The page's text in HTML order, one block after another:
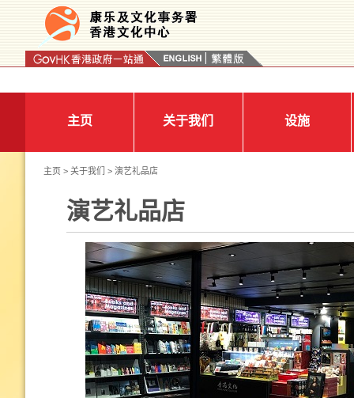
主页 关于我们 设施
主页 > 关于我们 > 演艺礼品店
演艺礼品店